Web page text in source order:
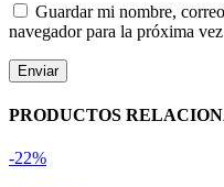
Guardar mi nombre,
navegador para la próxima
PRODUCTOS
-22%